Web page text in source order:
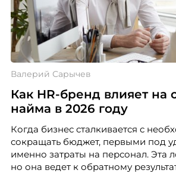
Валерий Сарычев
Как HR-бренд влияет на
найма в 2026 году
Когда бизнес сталкивается с
сокращать бюджет, первыми под
именно затраты на персонал. Эта
но она ведет к обратному